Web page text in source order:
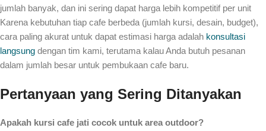
jumlah banyak, dan ini sering dapat harga lebih kompetitif per unit
Karena kebutuhan tiap cafe berbeda (jumlah kursi, desain, budget),
cara paling akurat untuk dapat estimasi harga adalah konsultasi
langsung dengan tim kami, terutama kalau Anda butuh pesanan
dalam jumlah besar untuk pembukaan cafe baru.
Pertanyaan yang Sering Ditanyakan
Apakah kursi cafe jati cocok untuk area outdoor?